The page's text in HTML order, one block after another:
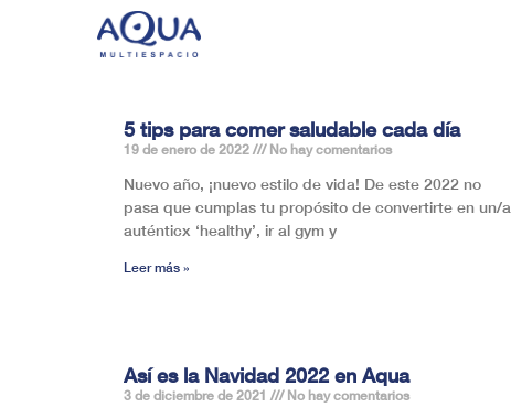
5 tips para comer saludable cada día
19 de enero de 2022 No hay comentarios
Nuevo año, ¡nuevo estilo de vida! De este 2022 no
pasa que cumplas tu propósito de convertirte en un/a
auténticx ‘healthy’, ir al gym y
Leer más »
Así es la Navidad 2022 en Aqua
3 de diciembre de 2021 No hay comentarios